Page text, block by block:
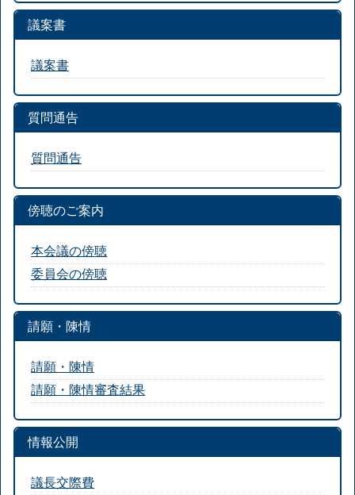
議案書
議案書
質問通告
質問通告
傍聴のご案内
本会議の傍聴
委員会の傍聴
請願・陳情
請願・陳情
請願・陳情審査結果
情報公開
議長交際費